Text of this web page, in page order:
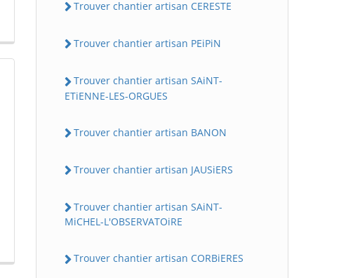
Trouver chantier artisan CERESTE
Trouver chantier artisan PEiPiN
Trouver chantier artisan SAiNT-
ETiENNE-LES-ORGUES
Trouver chantier artisan BANON
Trouver chantier artisan JAUSiERS
Trouver chantier artisan SAiNT-
MiCHEL-L'OBSERVATOiRE
Trouver chantier artisan CORBiERES